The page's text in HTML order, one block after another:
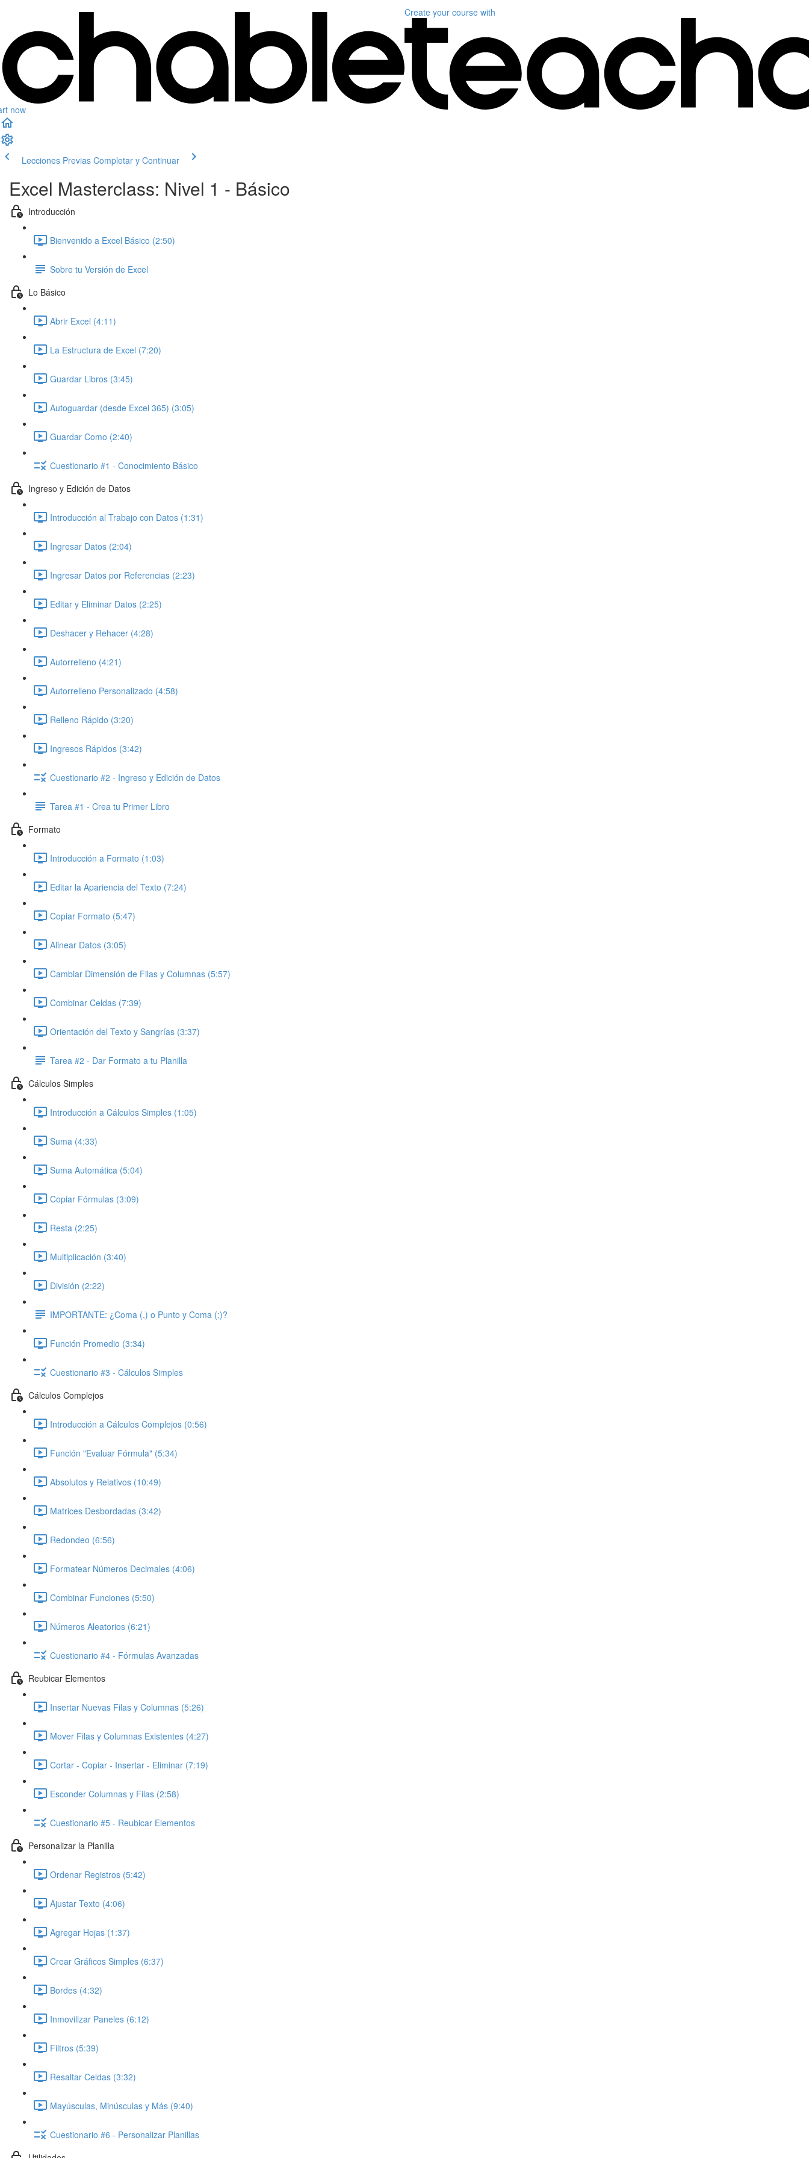
now
Create your course with
Lecciones Previas Completar y Continuar
Excel Masterclass: Nivel 1 - Básico
Introducción
Bienvenido a Excel Básico (2:50)
Sobre tu Versión de Excel
Lo Básico
Abrir Excel (4:11)
La Estructura de Excel (7:20)
Guardar Libros (3:45)
Autoguardar (desde Excel 365) (3:05)
Guardar Como (2:40)
Cuestionario #1 - Conocimiento Básico
Ingreso y Edición de Datos
Introducción al Trabajo con Datos (1:31)
Ingresar Datos (2:04)
Ingresar Datos por Referencias (2:23)
Editar y Eliminar Datos (2:25)
Deshacer y Rehacer (4:28)
Autorrelleno (4:21)
Autorrelleno Personalizado (4:58)
Relleno Rápido (3:20)
Ingresos Rápidos (3:42)
Cuestionario #2 - Ingreso y Edición de Datos
Tarea #1 - Crea tu Primer Libro
Formato
Introducción a Formato (1:03)
Editar la Apariencia del Texto (7:24)
Copiar Formato (5:47)
Alinear Datos (3:05)
Cambiar Dimensión de Filas y Columnas (5:57)
Combinar Celdas (7:39)
Orientación del Texto y Sangrías (3:37)
Tarea #2 - Dar Formato a tu Planilla
Cálculos Simples
Introducción a Cálculos Simples (1:05)
Suma (4:33)
Suma Automática (5:04)
Copiar Fórmulas (3:09)
Resta (2:25)
Multiplicación (3:40)
División (2:22)
IMPORTANTE: ¿Coma (,) o Punto y Coma (;)?
Función Promedio (3:34)
Cuestionario #3 - Cálculos Simples
Cálculos Complejos
Introducción a Cálculos Complejos (0:56)
Función "Evaluar Fórmula" (5:34)
Absolutos y Relativos (10:49)
Matrices Desbordadas (3:42)
Redondeo (6:56)
Formatear Números Decimales (4:06)
Combinar Funciones (5:50)
Números Aleatorios (6:21)
Cuestionario #4 - Fórmulas Avanzadas
Reubicar Elementos
Insertar Nuevas Filas y Columnas (5:26)
Mover Filas y Columnas Existentes (4:27)
Cortar - Copiar - Insertar - Eliminar (7:19)
Esconder Columnas y Filas (2:58)
Cuestionario #5 - Reubicar Elementos
Personalizar la Planilla
Ordenar Registros (5:42)
Ajustar Texto (4:06)
Agregar Hojas (1:37)
Crear Gráficos Simples (6:37)
Bordes (4:32)
Inmovilizar Paneles (6:12)
Filtros (5:39)
Resaltar Celdas (3:32)
Mayúsculas, Minúsculas y Más (9:40)
Cuestionario #6 - Personalizar Planillas